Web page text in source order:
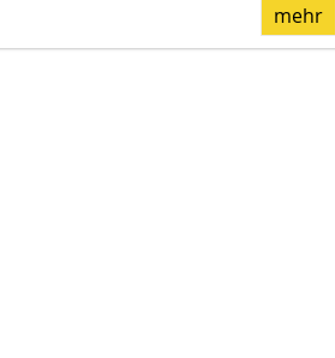
mehr